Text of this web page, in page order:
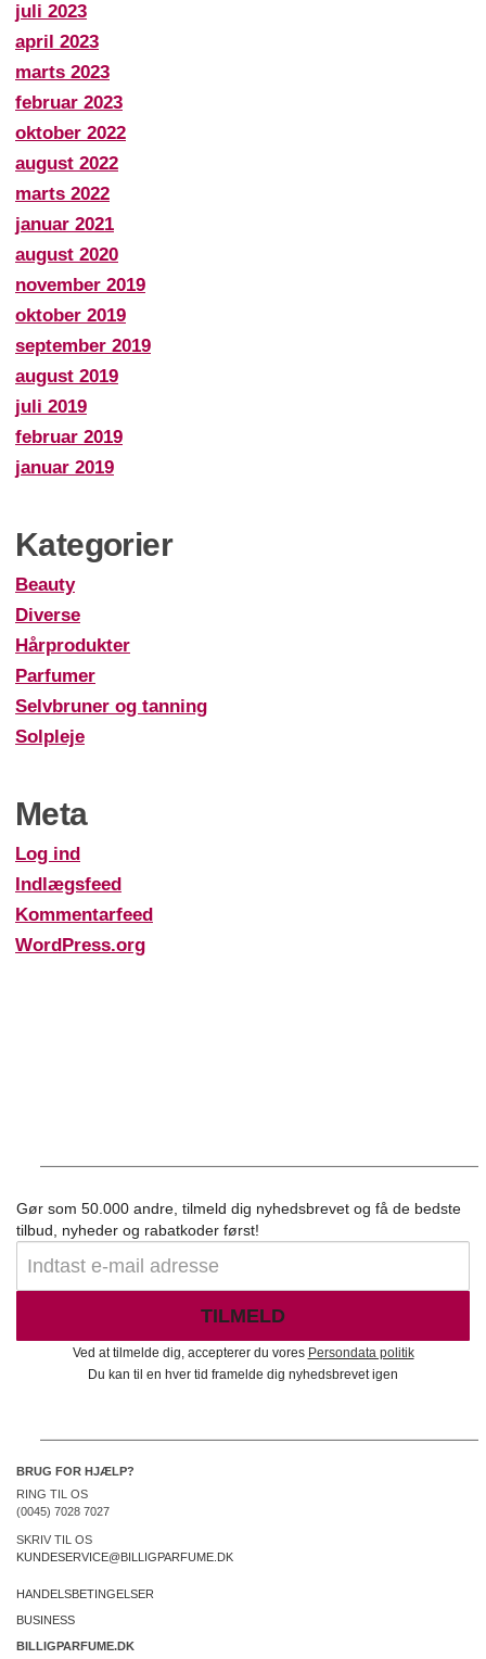
juli 2023
april 2023
marts 2023
februar 2023
oktober 2022
august 2022
marts 2022
januar 2021
august 2020
november 2019
oktober 2019
september 2019
august 2019
juli 2019
februar 2019
januar 2019
Kategorier
Beauty
Diverse
Hårprodukter
Parfumer
Selvbruner og tanning
Solpleje
Meta
Log ind
Indlægsfeed
Kommentarfeed
WordPress.org
Gør som 50.000 andre, tilmeld dig nyhedsbrevet og få de bedste
tilbud, nyheder og rabatkoder først!
TILMELD
Ved at tilmelde dig, accepterer du vores Persondata politik
Du kan til en hver tid framelde dig nyhedsbrevet igen
BRUG FOR HJÆLP?
RING TIL OS
(0045) 7028 7027
SKRIV TIL OS
KUNDESERVICE@BILLIGPARFUME.DK
HANDELSBETINGELSER
BUSINESS
BILLIGPARFUME.DK